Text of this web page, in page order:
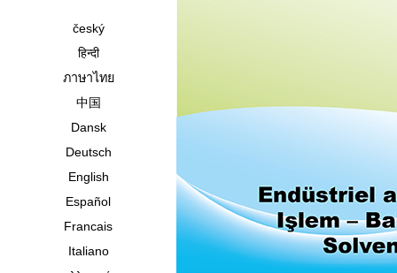
český
हिन्दी
ภาษาไทย
中国
Dansk
Deutsch
English
Español
Francais
Italiano